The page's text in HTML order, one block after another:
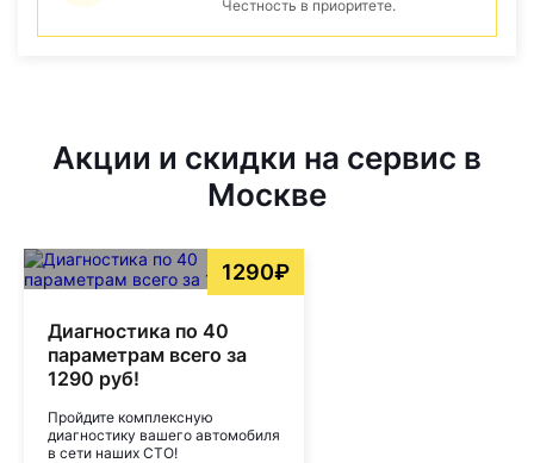
Честность в приоритете.
Акции и скидки на сервис в
Москве
1290₽
Диагностика по 40
параметрам всего за
1290 руб!
Пройдите комплексную
диагностику вашего автомобиля
в сети наших СТО!